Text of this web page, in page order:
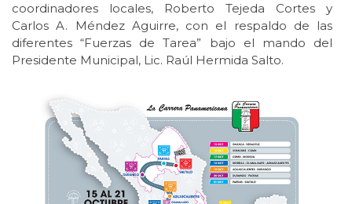
coordinadores locales, Roberto Tejeda Cortes y
Carlos A. Méndez Aguirre, con el respaldo de las
diferentes “Fuerzas de Tarea” bajo el mando del
Presidente Municipal, Lic. Raúl Hermida Salto.